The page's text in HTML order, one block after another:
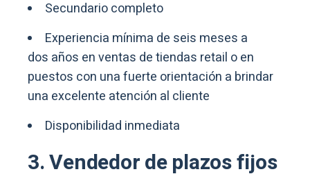
Secundario completo
Experiencia mínima de seis meses a
dos años en ventas de tiendas retail o en
puestos con una fuerte orientación a brindar
una excelente atención al cliente
Disponibilidad inmediata
3. Vendedor de plazos fijos